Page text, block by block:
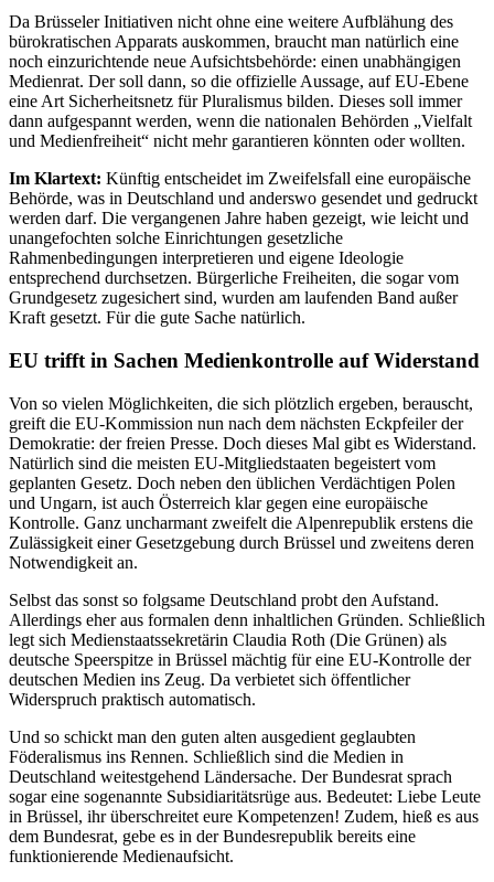
Da Brüsseler Initiativen nicht ohne eine weitere Aufblähung des
bürokratischen Apparats auskommen, braucht man natürlich eine
noch einzurichtende neue Aufsichtsbehörde: einen unabhängigen
Medienrat. Der soll dann, so die offizielle Aussage, auf EU-Ebene
eine Art Sicherheitsnetz für Pluralismus bilden. Dieses soll immer
dann aufgespannt werden, wenn die nationalen Behörden „Vielfalt
und Medienfreiheit“ nicht mehr garantieren könnten oder wollten.
Im Klartext: Künftig entscheidet im Zweifelsfall eine europäische
Behörde, was in Deutschland und anderswo gesendet und gedruckt
werden darf. Die vergangenen Jahre haben gezeigt, wie leicht und
unangefochten solche Einrichtungen gesetzliche
Rahmenbedingungen interpretieren und eigene Ideologie
entsprechend durchsetzen. Bürgerliche Freiheiten, die sogar vom
Grundgesetz zugesichert sind, wurden am laufenden Band außer
Kraft gesetzt. Für die gute Sache natürlich.
EU trifft in Sachen Medienkontrolle auf Widerstand
Von so vielen Möglichkeiten, die sich plötzlich ergeben, berauscht,
greift die EU-Kommission nun nach dem nächsten Eckpfeiler der
Demokratie: der freien Presse. Doch dieses Mal gibt es Widerstand.
Natürlich sind die meisten EU-Mitgliedstaaten begeistert vom
geplanten Gesetz. Doch neben den üblichen Verdächtigen Polen
und Ungarn, ist auch Österreich klar gegen eine europäische
Kontrolle. Ganz uncharmant zweifelt die Alpenrepublik erstens die
Zulässigkeit einer Gesetzgebung durch Brüssel und zweitens deren
Notwendigkeit an.
Selbst das sonst so folgsame Deutschland probt den Aufstand.
Allerdings eher aus formalen denn inhaltlichen Gründen. Schließlich
legt sich Medienstaatssekretärin Claudia Roth (Die Grünen) als
deutsche Speerspitze in Brüssel mächtig für eine EU-Kontrolle der
deutschen Medien ins Zeug. Da verbietet sich öffentlicher
Widerspruch praktisch automatisch.
Und so schickt man den guten alten ausgedient geglaubten
Föderalismus ins Rennen. Schließlich sind die Medien in
Deutschland weitestgehend Ländersache. Der Bundesrat sprach
sogar eine sogenannte Subsidiaritätsrüge aus. Bedeutet: Liebe Leute
in Brüssel, ihr überschreitet eure Kompetenzen! Zudem, hieß es aus
dem Bundesrat, gebe es in der Bundesrepublik bereits eine
funktionierende Medienaufsicht.